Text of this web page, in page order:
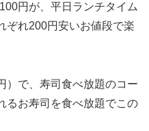
円が、平日ランチタイム
ぞれ200円安いお値段で楽
）で、寿司食べ放題のコー
るお寿司を食べ放題でこの